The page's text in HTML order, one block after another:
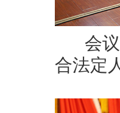
会议
合法定